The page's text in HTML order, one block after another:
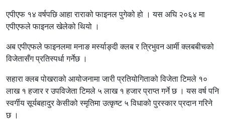
एपीएफ १४ वर्षपछि आहा राराको फाइनल पुगेको हो । यस अघि २०६४ मा
एपीएफले फाइनल खेलेको थियो ।
अब एपीएफले फाइनलमा मनाङ मर्स्याङ्दी क्लब र त्रिभुवन आर्मी क्लबबीचको
विजेतासँग प्रतिस्पर्धा गर्नेछ ।
सहारा क्लब पोखराको आयोजनामा जारी प्रतियोगिताको विजेता टिमले १०
लाख १ हजार र उपविजेता टिमले ५ लाख १ हजार प्राप्त गर्ने छ । यस वर्ष पनि
स्वर्गीय सूर्यबहादुर केसीको स्मृतिमा उत्कृष्ट ५ विधाको पुरस्कार प्रदान गरिने
छ ।